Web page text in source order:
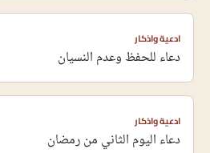
ادعية واذكار
دعاء للحفظ وعدم النسيان
ادعية واذكار
دعاء اليوم الثاني من رمضان